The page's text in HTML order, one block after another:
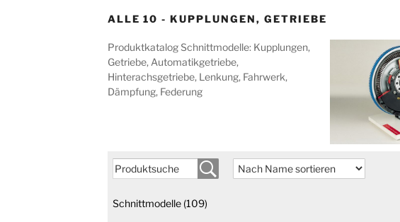
ALLE 10 - KUPPLUNGEN, GETRIEBE
Produktkatalog Schnittmodelle: Kupplungen,
Getriebe, Automatikgetriebe,
Hinterachsgetriebe, Lenkung, Fahrwerk,
Dämpfung, Federung
Schnittmodelle (109)